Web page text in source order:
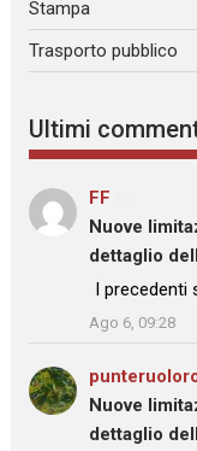
Stampa
Trasporto pubblico
Ultimi
FF
Nuove
dettaglio
: “I precedenti
Ago 6, 09:28
Nuove
dettaglio